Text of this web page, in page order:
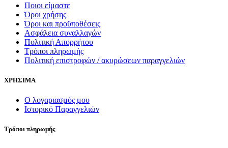
Ποιοι είμαστε
Όροι χρήσης
Όροι και προϋποθέσεις
Ασφάλεια συναλλαγών
Πολιτική Απορρήτου
Τρόποι πληρωμής
Πολιτική επιστροφών / ακυρώσεων παραγγελιών
ΧΡΗΣΙΜΑ
Ο λογαριασμός μου
Ιστορικό Παραγγελιών
Τρόποι πληρωμής